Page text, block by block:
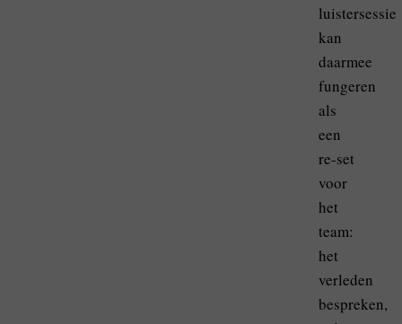
luistersessie
kan
daarmee
fungeren
als
een
re-set
voor
het
team:
het
verleden
bespreken,